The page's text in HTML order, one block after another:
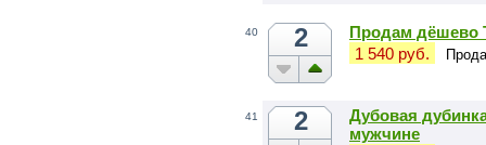
40 2
Продам дёшево
1 540 руб.
41 2
Дубовая
мужчине